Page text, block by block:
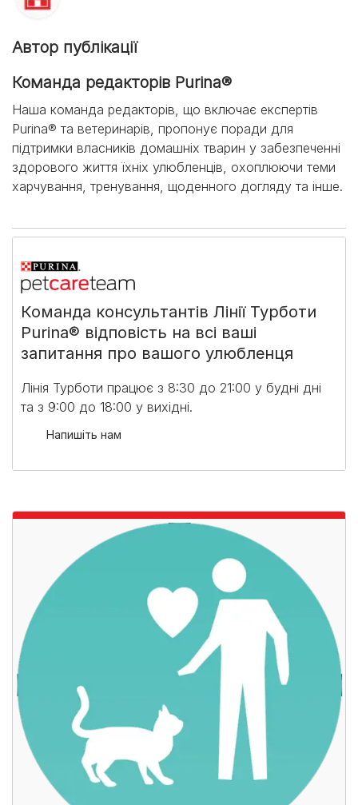
Автор публікації
Команда редакторів Purina®
Наша команда редакторів, що включає експертів
Purina® та ветеринарів, пропонує поради для
підтримки власників домашніх тварин у забезпеченні
здорового життя їхніх улюбленців, охоплюючи теми
харчування, тренування, щоденного догляду та інше.
Команда консультантів Лінії Турботи
Purina® відповість на всі ваші
запитання про вашого улюбленця
Лінія Турботи працює з 8:30 до 21:00 у будні дні
та з 9:00 до 18:00 у вихідні.​
Напишіть нам